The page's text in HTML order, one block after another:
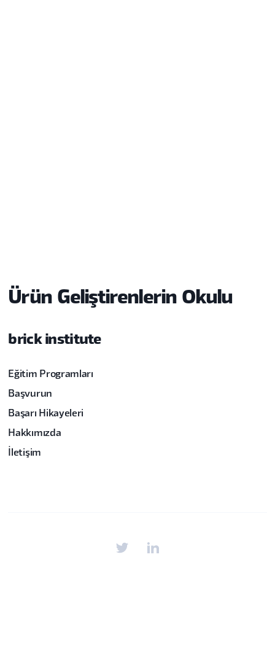
Ürün Geliştirenlerin Okulu
brick institute
Eğitim Programları
Başvurun
Başarı Hikayeleri
Hakkımızda
İletişim